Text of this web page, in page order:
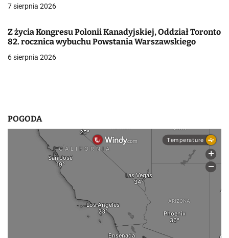
w
p
i
7 sierpnia 2026
Z życia Kongresu Polonii Kanadyjskiej, Oddział Toronto
82. rocznica wybuchu Powstania Warszawskiego
6 sierpnia 2026
POGODA